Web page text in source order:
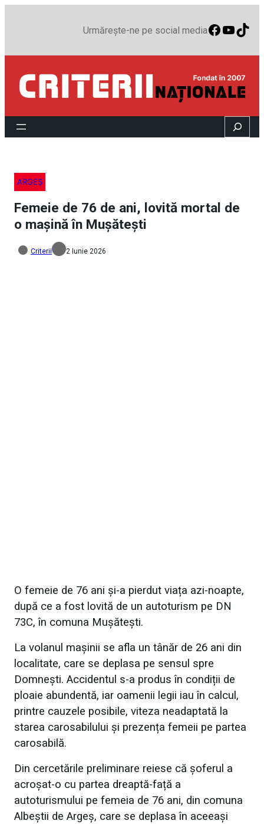
Urmărește-ne pe social media
Search
ARGEȘ
Femeie de 76 de ani, lovită mortal de
o mașină în Mușătești
Criterii 2 Iunie 2026
O femeie de 76 ani și-a pierdut viața azi-noapte,
după ce a fost lovită de un autoturism pe DN
73C, în comuna Mușătești.
La volanul mașinii se afla un tânăr de 26 ani din
localitate, care se deplasa pe sensul spre
Domnești. Accidentul s-a produs în condiții de
ploaie abundentă, iar oamenii legii iau în calcul,
printre cauzele posibile, viteza neadaptată la
starea carosabilului și prezența femeii pe partea
carosabilă.
Din cercetările preliminare reiese că șoferul a
acroșat-o cu partea dreaptă-față a
autoturismului pe femeia de 76 ani, din comuna
Albeștii de Argeș, care se deplasa în aceeași